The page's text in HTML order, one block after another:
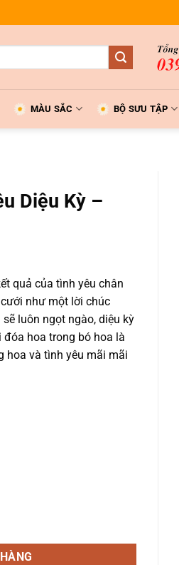
MÀU SẮC BỘ SƯU TẬP
Diệu Kỳ –
quả của tình yêu chân
như một lời chúc
luôn ngọt ngào, diệu kỳ
hoa trong bó hoa là
hoa và tình yêu mãi mãi